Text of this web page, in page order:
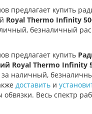
предлагает купить
Royal Thermo Infinity
безналичный
предлагает купить
Royal Thermo Infinity
за наличный,
доставить и
обвязки. Весь спектр